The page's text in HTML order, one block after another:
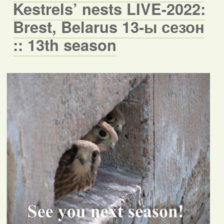
Kestrels’ nests LIVE-2022:
Brest, Belarus 13-ы сезон
:: 13th season